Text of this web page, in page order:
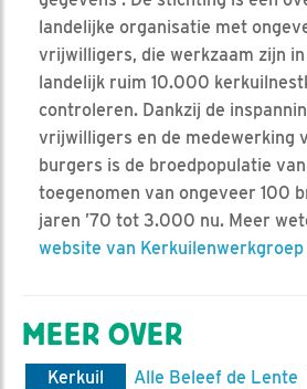
landelijke organisatie met
vrijwilligers, die werkzaam zijn in
landelijk ruim 10.000
controleren. Dankzij de
vrijwilligers en de medewerking
burgers is de broedpopulatie
toegenomen van ongeveer 100
jaren ’70 tot 3.000 nu. Meer
website van Kerkuilenwerkgroep
MEER OVER
Kerkuil
Alle Beleef de Lente